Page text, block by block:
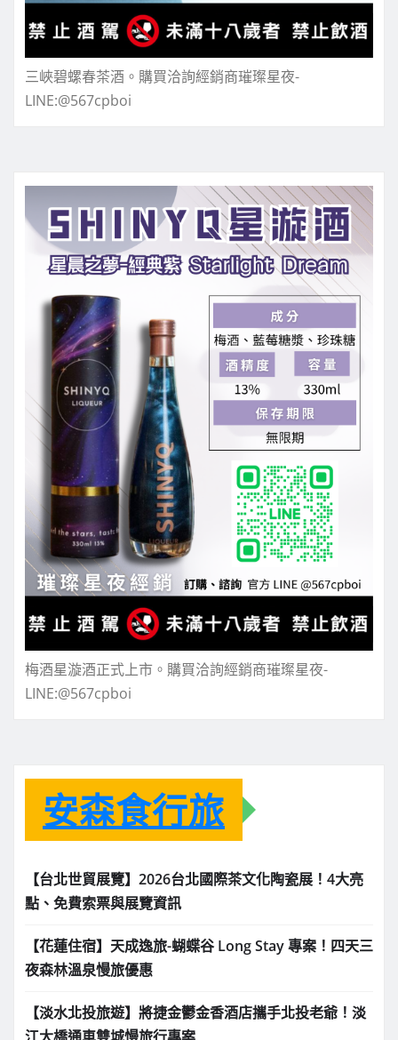
三峽碧螺春茶酒。購買洽詢經銷商璀璨星夜-
LINE:@567cpboi
梅酒星漩酒正式上市。購買洽詢經銷商璀璨星夜-
LINE:@567cpboi
安森食行旅
【台北世貿展覽】2026台北國際茶文化陶瓷展！4大亮
點、免費索票與展覽資訊
【花蓮住宿】天成逸旅-蝴蝶谷 Long Stay 專案！四天三
夜森林溫泉慢旅優惠
【淡水北投旅遊】將捷金鬱金香酒店攜手北投老爺！淡
江大橋通車雙城慢旅行專案